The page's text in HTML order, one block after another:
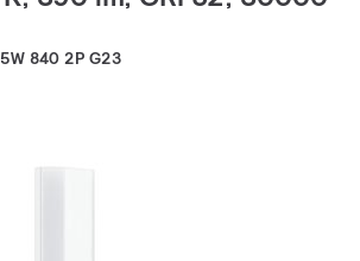
840 2P G23